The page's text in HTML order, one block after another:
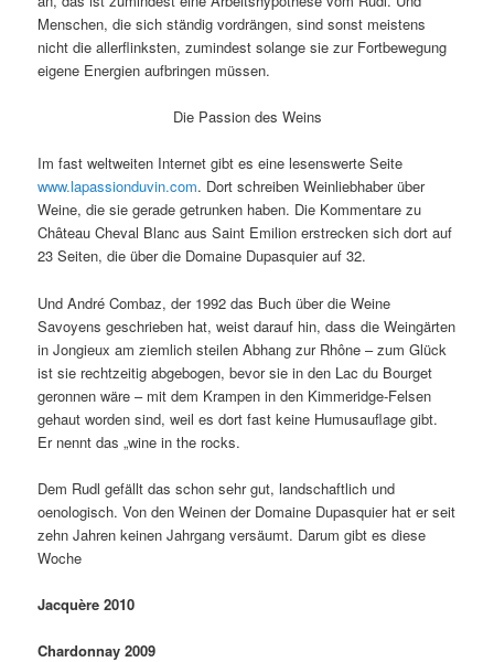
Menschen, die sich ständig vordrängen, sind sonst meistens
nicht die allerflinksten, zumindest solange sie zur Fortbewegung
eigene Energien aufbringen müssen.
Die Passion des Weins
Im fast weltweiten Internet gibt es eine lesenswerte Seite
www.lapassionduvin.com. Dort schreiben Weinliebhaber über
Weine, die sie gerade getrunken haben. Die Kommentare zu
Château Cheval Blanc aus Saint Emilion erstrecken sich dort auf
23 Seiten, die über die Domaine Dupasquier auf 32.
Und André Combaz, der 1992 das Buch über die Weine
Savoyens geschrieben hat, weist darauf hin, dass die Weingärten
in Jongieux am ziemlich steilen Abhang zur Rhône – zum Glück
ist sie rechtzeitig abgebogen, bevor sie in den Lac du Bourget
geronnen wäre – mit dem Krampen in den Kimmeridge-Felsen
gehaut worden sind, weil es dort fast keine Humusauflage gibt.
Er nennt das „wine in the rocks.
Dem Rudl gefällt das schon sehr gut, landschaftlich und
oenologisch. Von den Weinen der Domaine Dupasquier hat er seit
zehn Jahren keinen Jahrgang versäumt. Darum gibt es diese
Woche
Jacquère 2010
Chardonnay 2009